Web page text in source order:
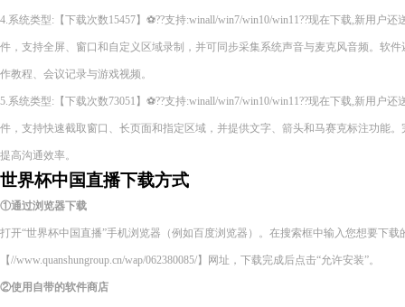
4.系统类型:【下载次数15457】⚽??支持:winall/win7/win10/win11??现在下载,新用户
件，支持全屏、窗口和自定义区域录制，并可同步采集系统声音与麦克风音频。软
作教程、会议记录与游戏视频。
5.系统类型:【下载次数73051】⚽??支持:winall/win7/win10/win11??现在下载,新用户
件，支持快速截取窗口、长页面和指定区域，并提供文字、箭头和马赛克标注功能
提高沟通效率。
世界杯中国直播下载方式
①通过浏览器下载
打开“世界杯中国直播”手机浏览器（例如百度浏览器）。在搜索框中输入您想要下
【//www.quanshungroup.cn/wap/062380085/】网址，下载完成后点击“允许安装”。
②使用自带的软件商店